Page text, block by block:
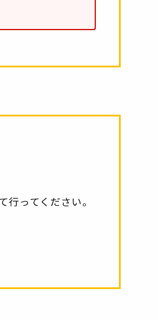
ってください。